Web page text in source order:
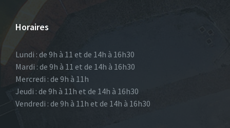
Horaires
Lundi : de 9h à 11 et de 14h à 16h30
Mardi : de 9h à 11 et de 14h à 16h30
Mercredi : de 9h à 11h
Jeudi : de 9h à 11h et de 14h à 16h30
Vendredi : de 9h à 11h et de 14h à 16h30